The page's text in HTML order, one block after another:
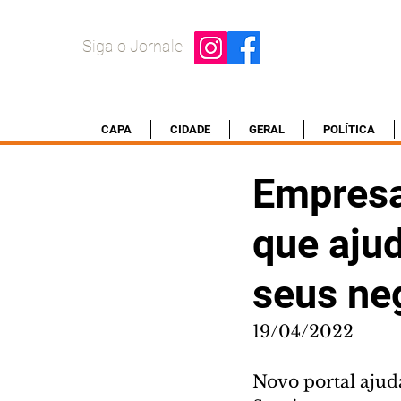
Siga o Jornale
CAPA CIDADE GERAL POLÍTICA
que
seus
19/04/2022
Novo portal